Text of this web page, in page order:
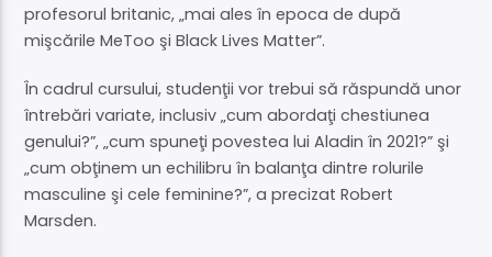
profesorul britanic, „mai ales în epoca de după
mişcările MeToo şi Black Lives Matter”.
În cadrul cursului, studenţii vor trebui să răspundă unor
întrebări variate, inclusiv „cum abordaţi chestiunea
genului?”, „cum spuneţi povestea lui Aladin în 2021?” şi
„cum obţinem un echilibru în balanţa dintre rolurile
masculine şi cele feminine?”, a precizat Robert
Marsden.